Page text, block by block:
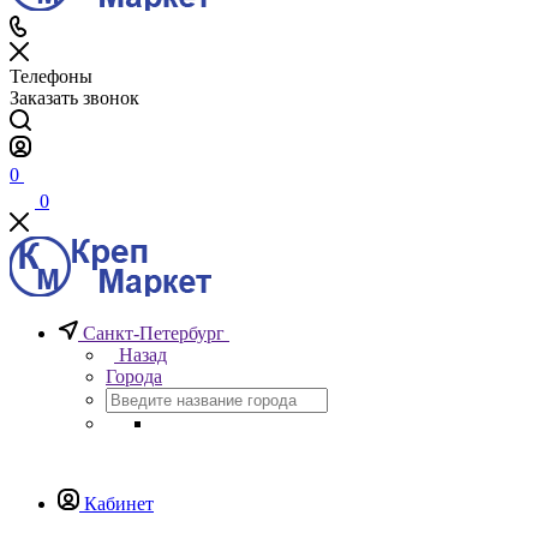
Телефоны
Заказать звонок
0
0
Санкт-Петербург
Назад
Города
Кабинет